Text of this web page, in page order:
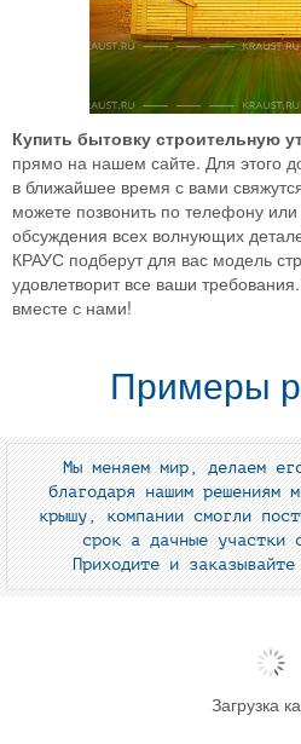
Купить бытовку строительную
прямо на нашем сайте. Для этого
в ближайшее время с вами
можете позвонить по телефону
обсуждения всех волнующих
КРАУС подберут для вас модель
удовлетворит все ваши
вместе с нами!
Примеры
Мы меняем мир, делаем
благодаря нашим решениям
крышу, компании смогли
срок а дачные участки
Приходите и
Загрузка